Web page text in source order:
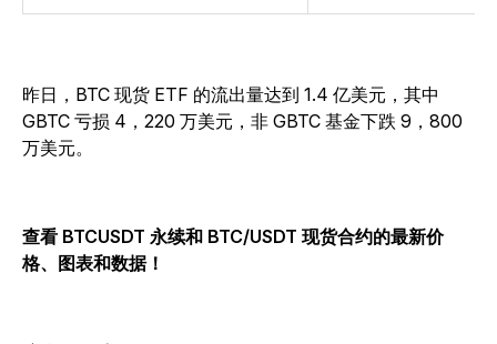
昨日，BTC 现货 ETF 的流出量达到 1.4 亿美元，其中
GBTC 亏损 4，220 万美元，非 GBTC 基金下跌 9，800
万美元。
查看 BTCUSDT 永续和 BTC/USDT 现货合约的最新价
格、图表和数据！